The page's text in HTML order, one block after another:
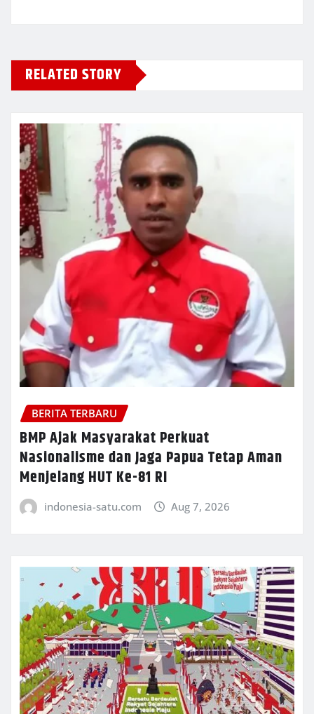
RELATED STORY
BERITA TERBARU
BMP Ajak Masyarakat Perkuat
Nasionalisme dan Jaga Papua Tetap Aman
Menjelang HUT Ke-81 RI
indonesia-satu.com Aug 7, 2026